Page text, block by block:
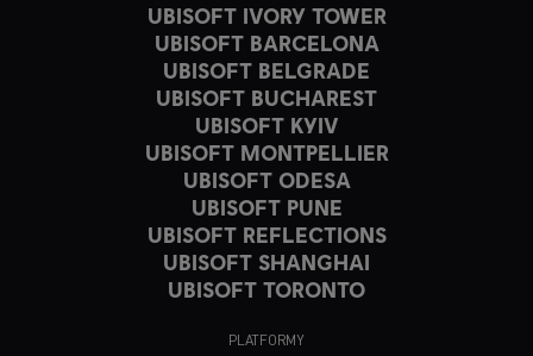
UBISOFT IVORY TOWER
UBISOFT BARCELONA
UBISOFT BELGRADE
UBISOFT BUCHAREST
UBISOFT KYIV
UBISOFT MONTPELLIER
UBISOFT ODESA
UBISOFT PUNE
UBISOFT REFLECTIONS
UBISOFT SHANGHAI
UBISOFT TORONTO
PLATFORMY